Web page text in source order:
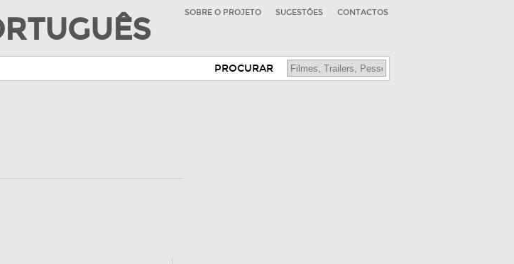
SOBRE O PROJETO SUGESTÕES CONTACTOS
PROCURAR